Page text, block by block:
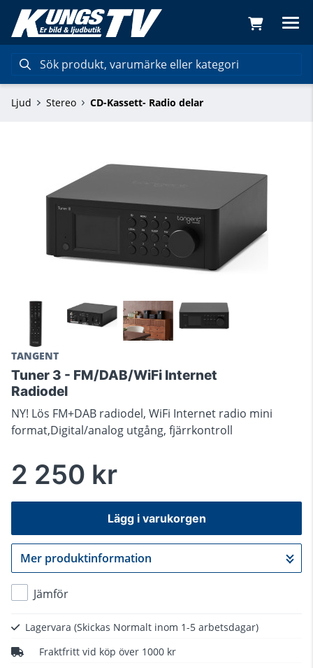
Ljud Stereo CD-Kassett- Radio delar
TANGENT
Tuner 3 - FM/DAB/WiFi Internet
Radiodel
NY! Lös FM+DAB radiodel, WiFi Internet radio mini
format,Digital/analog utgång, fjärrkontroll
2 250 kr
Lägg i varukorgen
Gå till kassan
Mer produktinformation
Jämför
Lagervara (Skickas Normalt inom 1-5 arbetsdagar)
Fraktfritt vid köp över 1000 kr